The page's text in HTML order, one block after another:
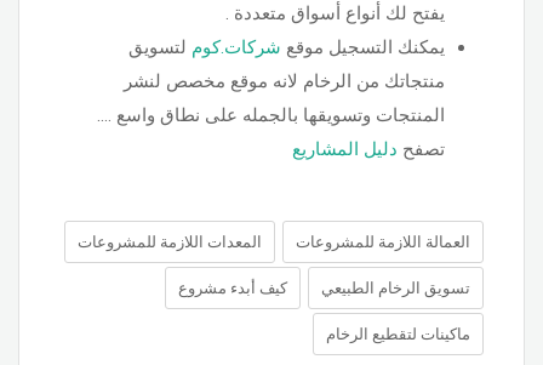
يفتح لك أنواع أسواق متعددة .
يمكنك التسجيل موقع شركات.كوم لتسويق
منتجاتك من الرخام لانه موقع مخصص لنشر
المنتجات وتسويقها بالجمله على نطاق واسع ….
تصفح دليل المشاريع
العمالة اللازمة للمشروعات المعدات اللازمة للمشروعات
تسويق الرخام الطبيعي كيف أبدء مشروع
ماكينات لتقطيع الرخام